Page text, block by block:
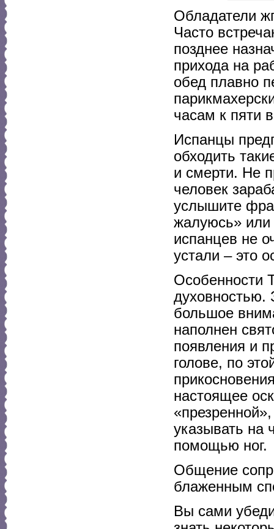
Обладатели
Часто
позднее
прихода на
обед плавно
часам к пяти
Испанцы
обходить
и смерти. Не
человек
услышите
жалуюсь» или
испанцев не
устали – это
Особенности
духовностью.
большое
наполнен
появления и
голове, по
настоящее
указывать на
помощью ног.
Общение
блаженным
Вы сами